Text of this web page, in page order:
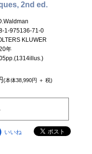
2nd ed.
1-975136-71-0
KLUWER
年
(本体38,990円 ＋ 税)
いいね